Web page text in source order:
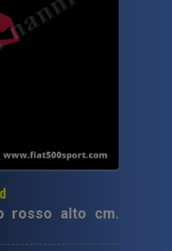
rosso alto cm.